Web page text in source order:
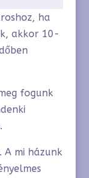
ha
akkor 10-
fogunk
A mi házunk